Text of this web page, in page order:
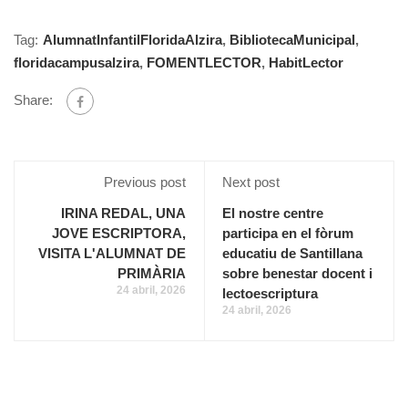
Tag: AlumnatInfantilFloridaAlzira, BibliotecaMunicipal,
floridacampusalzira, FOMENTLECTOR, HabitLector
Share:
Previous post
IRINA REDAL, UNA
JOVE ESCRIPTORA,
VISITA L'ALUMNAT DE
PRIMÀRIA
24 abril, 2026
Next post
El nostre centre
participa en el fòrum
educatiu de Santillana
sobre benestar docent i
lectoescriptura
24 abril, 2026